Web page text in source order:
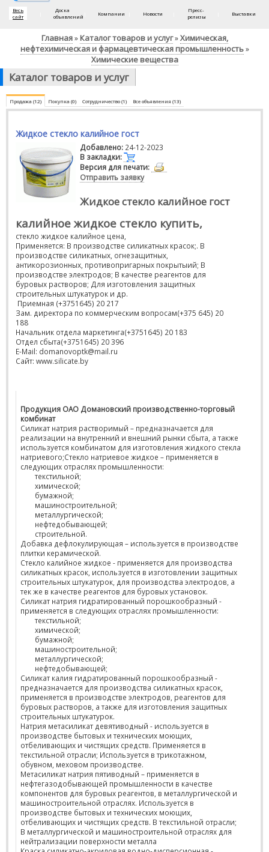
Весь
сайт
Доска
объявлений
Компании Новости
Пресс-
релизы
Выставки
Главная» Каталог товаров и услуг»Химическая,
нефтехимическая и фармацевтическая промышленность»
Химические вещества
Каталог товаров и услуг
Продажа (12) Покупка (0) Сотрудничество (1) Все объявления (13)
Жидкое стекло калийное гост
Добавлено: 24-12-2023
В закладки:
Версия для печати:
Отправить заявку
Жидкое стекло калийное гост
калийное жидкое стекло купить,
стекло жидкое калийное цена,
Применяется: В производстве силикатных красок;. В
производстве силикатных, огнезащитных,
антикорозионных, противопригарных покрытыий; В
производстве электродов; В качестве реагентов для
буровых растворов; Для изготовления защитных
строительных штукатурок и др.
Приемная (+3751645) 20 217
Зам. директора по коммерческим вопросам(+375 645) 20
188
Начальник отдела маркетинга(+3751645) 20 183
Отдел сбыта(+3751645) 20 396
E-Mail: domanovoptk@mail.ru
Сайт: www.silicate.by
Продукция ОАО Домановский производственно-торговый
комбинат
Силикат натрия растворимый – предназначается для
реализации на внутренний и внешний рынки сбыта, а также
используется комбинатом для изготовления жидкого стекла
натриевого;Стекло натриевое жидкое – применяется в
следующих отраслях промышленности:
текстильной;
химической;
бумажной;
машиностроительной;
металлургической;
нефтедобывающей;
строительной.
Добавка дефлокулирующая – используется в производстве
плитки керамической.
Стекло калийное жидкое - применяется для производства
силикатных красок, используется в изготовлении защитных
строительных штукатурок, для производства электродов, а
тек же в качестве реагентов для буровых установок.
Силикат натрия гидратированный порошкообразный -
применяется в следующих отраслях промышленности:
текстильной;
химической;
бумажной;
машиностроительной;
металлургической;
нефтедобывающей;
Силикат калия гидратированный порошкообразный -
предназначается для производства силикатных красок,
применяется в производстве электродов, реагентов для
буровых растворов, а также для изготовления защитных
строительных штукатурок.
Натрия метасиликат девятиводный - используется в
производстве бытовых и технических моющих,
отбеливающих и чистящих средств. Применяется в
текстильной отрасли; Используется в трикотажном,
обувном, меховом производстве.
Метасиликат натрия пятиводный – применяется в
нефтегазодобывающей промышленности в качестве
компонентов для буровых реагентов, в металлургической и
машиностроительной отраслях. Используется в
производстве бытовых и технических моющих,
отбеливающих и чистящих средств. В текстильной отрасли;
В металлургической и машиностроительной отраслях для
нейтрализации поверхности металла